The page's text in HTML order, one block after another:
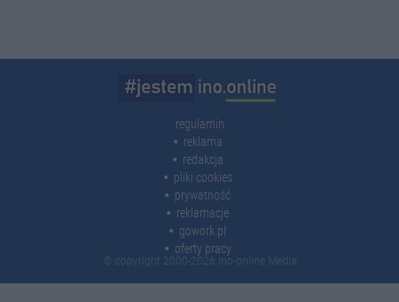
regulamin
reklama
redakcja
pliki cookies
prywatność
reklamacje
gowork.pl
oferty pracy
© copyright 2000-2026 Ino-online Media